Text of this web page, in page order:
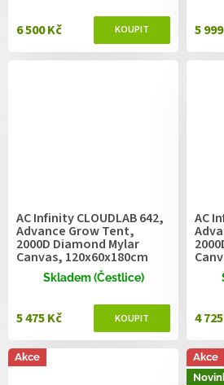
6 500 Kč 5
AC Infinity CLOUDLAB 642,
Advance Grow Tent,
2000D Diamond Mylar
Canvas, 120x60x180cm
Skladem (Čestlice)
5 475 Kč
AC
4
Akce
Akce